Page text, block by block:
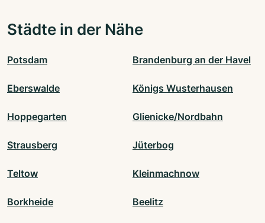
Städte in der Nähe
Potsdam Brandenburg an der Havel
Eberswalde Königs Wusterhausen
Hoppegarten Glienicke/Nordbahn
Strausberg Jüterbog
Teltow Kleinmachnow
Borkheide Beelitz